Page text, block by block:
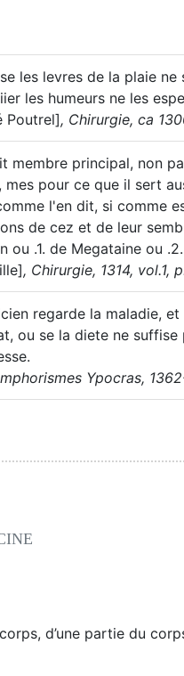
les levres de la plaie
les humeurs ne les
Poutrel], Chirurgie, ca
membre principal, non
mes pour ce que il sert
l'en dit, si comme
de cez et de leur
ou .1. de Megataine ou
, Chirurgie, 1314, vol.1,
regarde la maladie,
ou se la diete ne
Ypocras,
d’une partie du